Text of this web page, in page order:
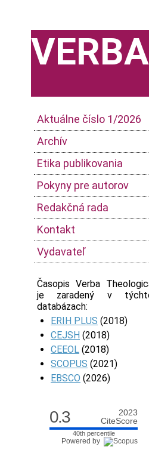
VERBA
Aktuálne číslo 1/2026
Archív
Etika publikovania
Pokyny pre autorov
Redakčná rada
Kontakt
Vydavateľ
Časopis Verba
je zaradený v
databázach:
ERIH PLUS (2018)
CEJSH (2018)
CEEOL (2018)
SCOPUS (2021)
EBSCO (2026)
0.3
2023
CiteScore
40th percentile
Powered by